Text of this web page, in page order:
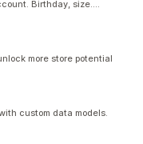
Birthday, size....
more store potential
custom data models.